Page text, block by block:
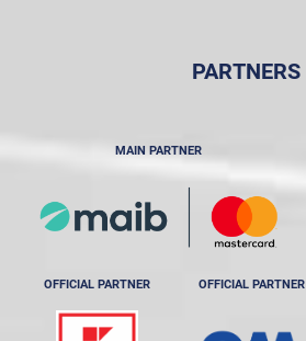
PARTNERS
MAIN PARTNER
OFFICIAL PARTNER OFFICIAL PARTNER